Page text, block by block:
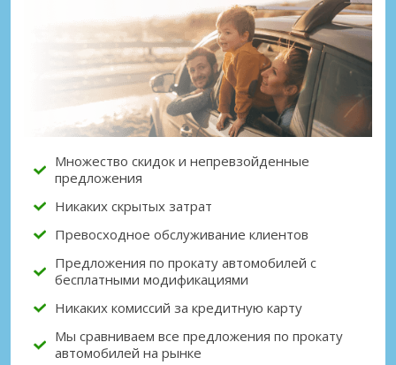
Войти с помощью eLink
Множество скидок и непревзойденные
предложения
Никаких скрытых затрат
Превосходное обслуживание клиентов
Предложения по прокату автомобилей с
бесплатными модификациями
Никаких комиссий за кредитную карту
Мы сравниваем все предложения по прокату
автомобилей на рынке